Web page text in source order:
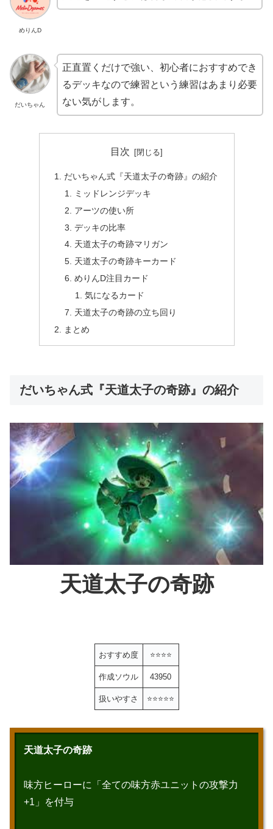
めりんD
だいちゃん
正直置くだけで強い、初心者におすすめでき
るデッキなので練習という練習はあまり必要
ない気がします。
目次
だいちゃん式『天道太子の奇跡』の紹介
ミッドレンジデッキ
アーツの使い所
デッキの比率
天道太子の奇跡マリガン
天道太子の奇跡キーカード
めりんD注目カード
気になるカード
天道太子の奇跡の立ち回り
まとめ
だいちゃん式『天道太子の奇跡』の紹介
天道太子の奇跡
おすすめ度 ⭐️⭐️⭐️⭐️
作成ソウル 43950
扱いやすさ ⭐️⭐️⭐️⭐️⭐️
天道太子の奇跡
味方ヒーローに「全ての味方赤ユニットの攻撃力
+1」を付与